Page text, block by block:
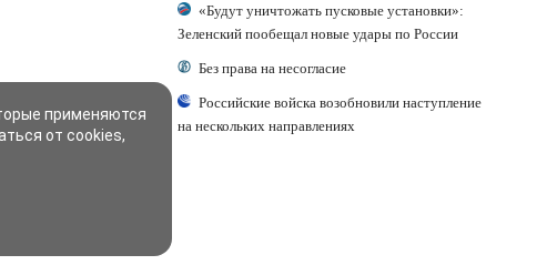
«Будут уничтожать пусковые установки»:
Зеленский пообещал новые удары по России
Без права на несогласие
Российские войска возобновили наступление
на нескольких направлениях
применяются
от cookies,